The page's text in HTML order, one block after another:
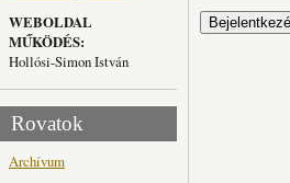
WEBOLDAL
MŰKÖDÉS:
Hollósi-Simon István
Rovatok
Archívum